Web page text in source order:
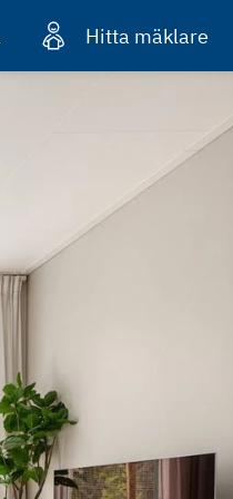
Hitta mäklare